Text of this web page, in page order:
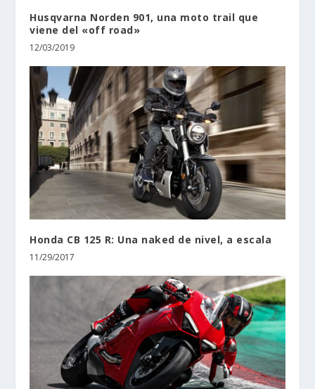
Husqvarna Norden 901, una moto trail que
viene del «off road»
12/03/2019
Honda CB 125 R: Una naked de nivel, a escala
11/29/2017